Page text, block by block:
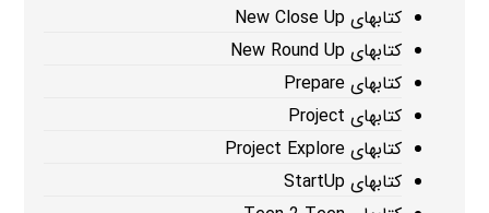
کتابهای New Close Up
کتابهای New Round Up
کتابهای Prepare
کتابهای Project
کتابهای Project Explore
کتابهای StartUp